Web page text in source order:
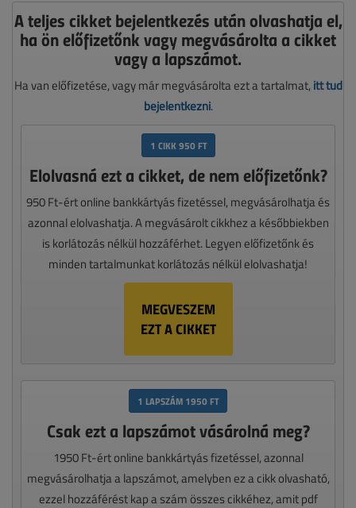
A teljes cikket bejelentkezés után olvashatja el,
ha ön előfizetőnk vagy megvásárolta a cikket
vagy a lapszámot.
Ha van előfizetése, vagy már megvásárolta ezt a tartalmat, itt tud
bejelentkezni.
1 CIKK 950 FT
Elolvasná ezt a cikket, de nem előfizetőnk?
950 Ft-ért online bankkártyás fizetéssel, megvásárolhatja és
azonnal elolvashatja. A megvásárolt cikkhez a későbbiekben
is korlátozás nélkül hozzáférhet. Legyen előfizetőnk és
minden tartalmunkat korlátozás nélkül elolvashatja!
MEGVESZEM
EZT A CIKKET
1 LAPSZÁM 1950 FT
Csak ezt a lapszámot vásárolná meg?
1950 Ft-ért online bankkártyás fizetéssel, azonnal
megvásárolhatja a lapszámot, amelyben ez a cikk olvasható,
ezzel hozzáférést kap a szám összes cikkéhez, amit pdf